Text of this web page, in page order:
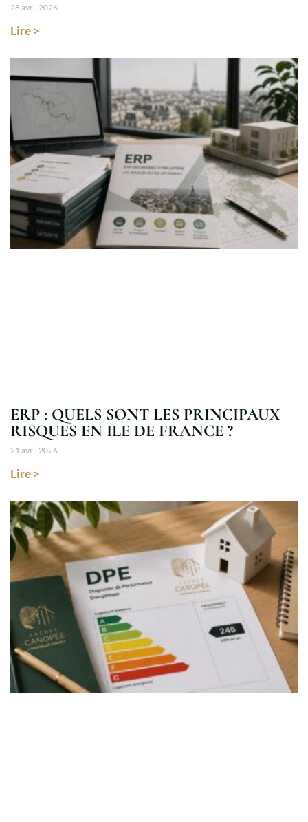
28 avril 2026
Lire >
ERP : QUELS SONT LES PRINCIPAUX
RISQUES EN ILE DE FRANCE ?
21 avril 2026
Lire >